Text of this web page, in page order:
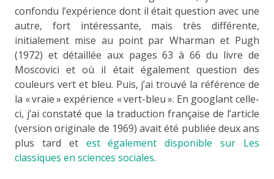
confondu l’expérience dont il était question avec une
autre, fort intéressante, mais très différente,
initialement mise au point par Wharman et Pugh
(1972) et détaillée aux pages 63 à 66 du livre de
Moscovici et où il était également question des
couleurs vert et bleu. Puis, j’ai trouvé la référence de
la « vraie » expérience « vert-bleu ». En googlant celle-
ci, j’ai constaté que la traduction française de l’article
(version originale de 1969) avait été publiée deux ans
plus tard et est également disponible sur Les
classiques en sciences sociales.